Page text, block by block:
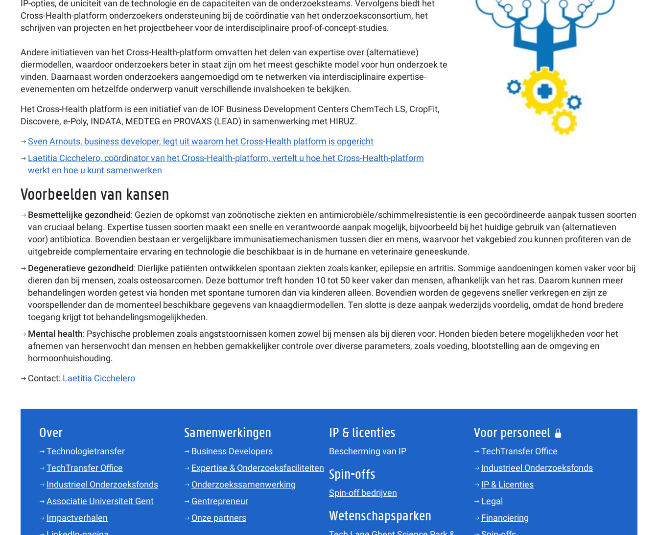
IP-opties, de uniciteit van de technologie en de capaciteiten van de onderzoeksteams. Vervolgens biedt het
Cross-Health-platform onderzoekers ondersteuning bij de coördinatie van het onderzoeksconsortium, het
schrijven van projecten en het projectbeheer voor de interdisciplinaire proof-of-concept-studies.
Andere initiatieven van het Cross-Health-platform omvatten het delen van expertise over (alternatieve)
diermodellen, waardoor onderzoekers beter in staat zijn om het meest geschikte model voor hun onderzoek te
vinden. Daarnaast worden onderzoekers aangemoedigd om te netwerken via interdisciplinaire expertise-
evenementen om hetzelfde onderwerp vanuit verschillende invalshoeken te bekijken.
Het Cross-Health platform is een initiatief van de IOF Business Development Centers ChemTech LS, CropFit,
Discovere, e-Poly, INDATA, MEDTEG en PROVAXS (LEAD) in samenwerking met HIRUZ.
Sven Arnouts, business developer, legt uit waarom het Cross-Health platform is opgericht
Laetitia Cicchelero, coördinator van het Cross-Health-platform, vertelt u hoe het Cross-Health-platform
werkt en hoe u kunt samenwerken
Voorbeelden van kansen
Besmettelijke gezondheid: Gezien de opkomst van zoönotische ziekten en antimicrobiële/schimmelresistentie is een gecoördineerde aanpak tussen soorten
van cruciaal belang. Expertise tussen soorten maakt een snelle en verantwoorde aanpak mogelijk, bijvoorbeeld bij het huidige gebruik van (alternatieven
voor) antibiotica. Bovendien bestaan ​​er vergelijkbare immunisatiemechanismen tussen dier en mens, waarvoor het vakgebied zou kunnen profiteren van de
uitgebreide complementaire ervaring en technologie die beschikbaar is in de humane en veterinaire geneeskunde.
Degeneratieve gezondheid: Dierlijke patiënten ontwikkelen spontaan ziekten zoals kanker, epilepsie en artritis. Sommige aandoeningen komen vaker voor bij
dieren dan bij mensen, zoals osteosarcomen. Deze bottumor treft honden 10 tot 50 keer vaker dan mensen, afhankelijk van het ras. Daarom kunnen meer
behandelingen worden getest via honden met spontane tumoren dan via kinderen alleen. Bovendien worden de gegevens sneller verkregen en zijn ze
voorspellender dan de momenteel beschikbare gegevens van knaagdiermodellen. Ten slotte is deze aanpak wederzijds voordelig, omdat de hond bredere
toegang krijgt tot behandelingsmogelijkheden.
Mental health: Psychische problemen zoals angststoornissen komen zowel bij mensen als bij dieren voor. Honden bieden betere mogelijkheden voor het
afnemen van hersenvocht dan mensen en hebben gemakkelijker controle over diverse parameters, zoals voeding, blootstelling aan de omgeving en
hormoonhuishouding.
Contact: Laetitia Cicchelero
Over
Technologietransfer
TechTransfer Office
Industrieel Onderzoeksfonds
Associatie Universiteit Gent
Impactverhalen
Samenwerkingen
Business Developers
Expertise & Onderzoeksfaciliteiten
Onderzoekssamenwerking
Gentrepreneur
Onze partners
IP & licenties
Bescherming van IP
Spin-offs
Spin-off bedrijven
Wetenschapsparken
Voor personeel
TechTransfer Office
Industrieel Onderzoeksfonds
IP & Licenties
Legal
Financiering